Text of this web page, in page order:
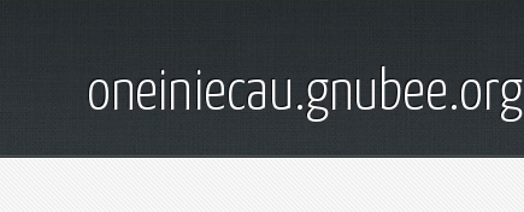
oneiniecau.gnubee.org